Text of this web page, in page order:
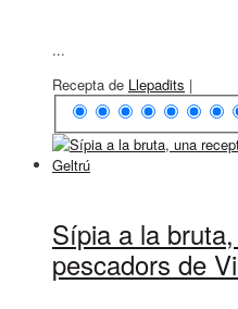
...
Recepta de Llepadits |
Sípia a la
pescadors de